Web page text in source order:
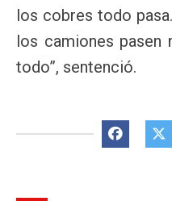
los cobres todo
los camiones pasen
todo”, sentenció.